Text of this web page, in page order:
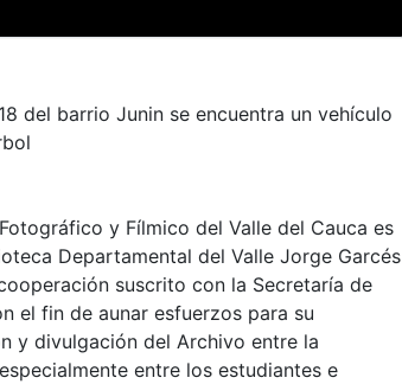
del barrio Junin se encuentra un vehículo
y Fílmico del Valle del Cauca es
Departamental del Valle Jorge Garcés
suscrito con la Secretaría de
el fin de aunar esfuerzos para su
y divulgación del Archivo entre la
entre los estudiantes e